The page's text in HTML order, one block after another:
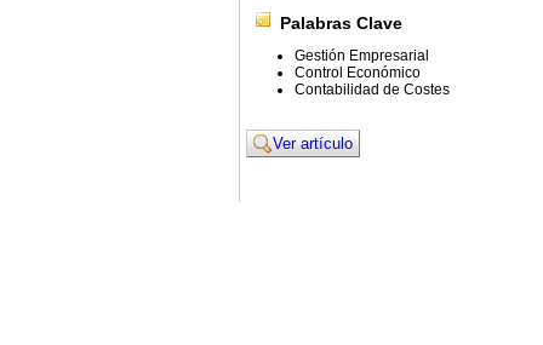
Palabras Clave
Gestión Empresarial
Control Económico
Contabilidad de Costes
Ver artículo